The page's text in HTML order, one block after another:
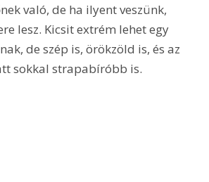
való, de ha ilyent veszünk,
lesz. Kicsit extrém lehet egy
de szép is, örökzöld is, és az
sokkal strapabíróbb is.